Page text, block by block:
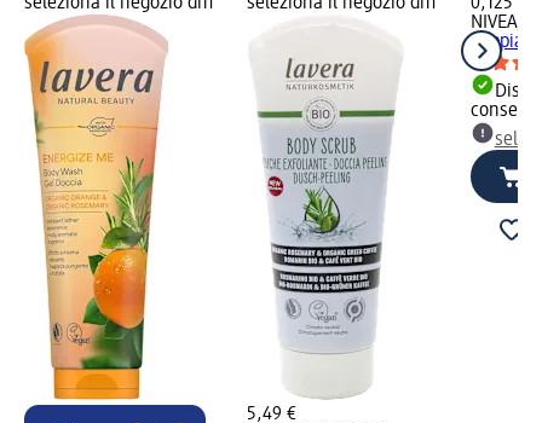
5,49 €
NIVEA
doppia